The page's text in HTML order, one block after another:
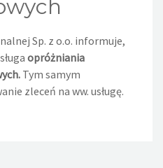
Sp. z o.o. informuje,
opróżniania
Tym samym
zleceń na ww. usługę.